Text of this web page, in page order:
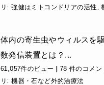
リ:強健はミトコンドリアの活性 ,
体内の寄生虫やウィルスを
数発信装置とは？...
61,057件のビュー | 78 件のコメン
リ:機器・石など外的治療法